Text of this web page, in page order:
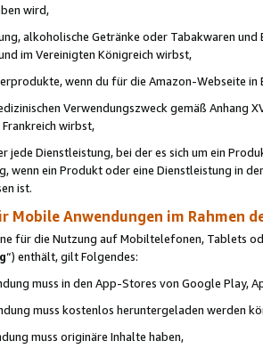
wird,
alkoholische Getränke oder Tabakwaren
im Vereinigten Königreich wirbst,
wenn du für die Amazon-Webseite in
Verwendungszweck gemäß Anhang
wirbst,
jede Dienstleistung, bei der es sich um ein
wenn ein Produkt oder eine Dienstleistung in
ist.
Mobile Anwendungen im Rahmen
für die Nutzung auf Mobiltelefonen, Tablets
“) enthält, gilt Folgendes:
muss in den App-Stores von Google Play,
muss kostenlos heruntergeladen werden
muss originäre Inhalte haben,